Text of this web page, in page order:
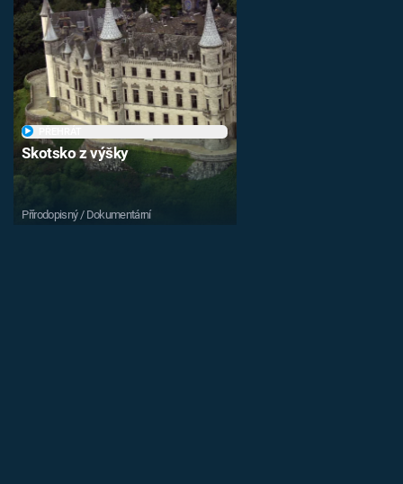
Skotsko z výšky
Přírodopisný / Dokumentární